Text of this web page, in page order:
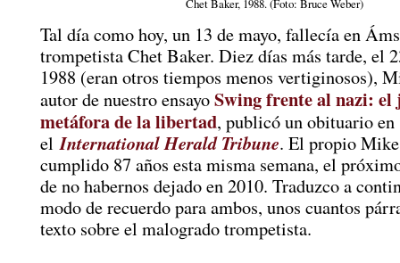
Chet Baker, 1988. (Foto: Bruce Weber)
Tal día como hoy, un 13 de mayo, fallecía en
trompetista Chet Baker. Diez días más tarde, el
1988 (eran otros tiempos menos vertiginosos),
autor de nuestro ensayoSwing frente al nazi: el
metáfora de la libertad, publicó un obituario en
elInternational Herald Tribune. El propio
cumplido 87 años esta misma semana, el
de no habernos dejado en 2010. Traduzco a
modo de recuerdo para ambos, unos cuantos
texto sobre el malogrado trompetista.